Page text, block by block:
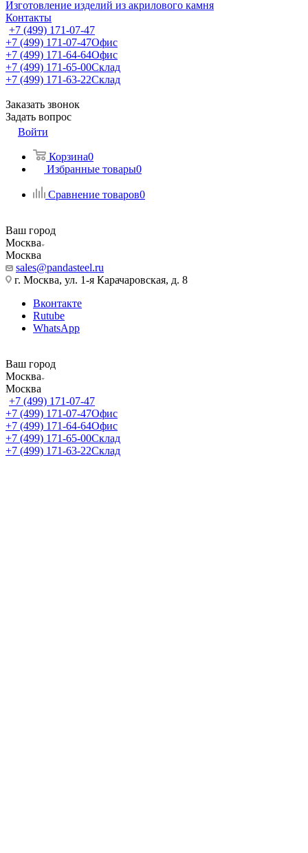
Изготовление изделий из акрилового камня
Контакты
+7 (499) 171-07-47
+7 (499) 171-07-47Офис
+7 (499) 171-64-64Офис
+7 (499) 171-65-00Склад
+7 (499) 171-63-22Склад
Заказать звонок
Задать вопрос
Войти
Корзина0
Избранные товары0
Сравнение товаров0
Ваш город
Москва
Москва
sales@pandasteel.ru
г. Москва, ул. 1-я Карачаровская, д. 8
Вконтакте
Rutube
WhatsApp
Ваш город
Москва
Москва
+7 (499) 171-07-47
+7 (499) 171-07-47Офис
+7 (499) 171-64-64Офис
+7 (499) 171-65-00Склад
+7 (499) 171-63-22Склад